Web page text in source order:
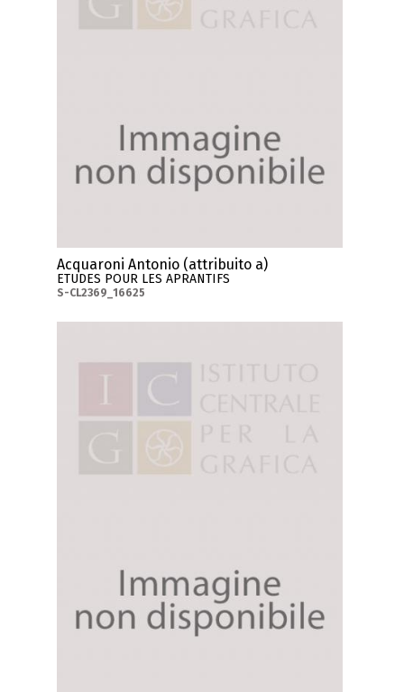
Acquaroni Antonio (attribuito a)
ETUDES POUR LES APRANTIFS
S-CL2369_16625